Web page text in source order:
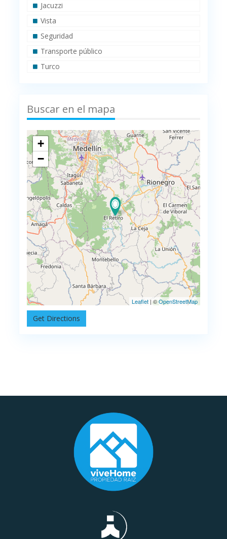
Jacuzzi
Vista
Seguridad
Transporte público
Turco
Buscar en el mapa
+
−
Leaflet| ©OpenStreetMap
Get Directions